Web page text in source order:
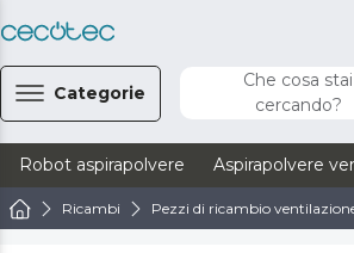
Categorie
Che cosa stai
cercando?
Robot aspirapolvere Aspirapolvere
Ricambi Pezzi di ricambio